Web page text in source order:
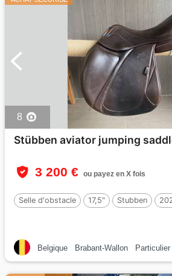
8
Stübben aviator jumping
3 200 € ou payez en X fois
Selle d'obstacle 17,5" Stubben
Belgique Brabant-Wallon Particulier